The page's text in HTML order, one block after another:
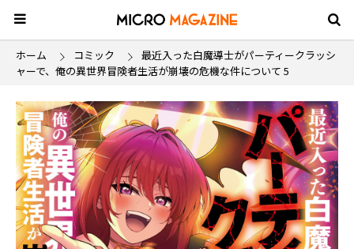
ホーム コミック
最近入った白魔導士がパーティークラッシ
ャーで、俺の異世界冒険者生活が崩壊の危機な件について 5